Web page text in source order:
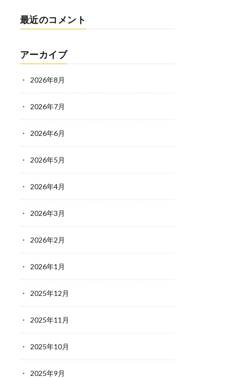
最近のコメント
アーカイブ
2026年8月
2026年7月
2026年6月
2026年5月
2026年4月
2026年3月
2026年2月
2026年1月
2025年12月
2025年11月
2025年10月
2025年9月